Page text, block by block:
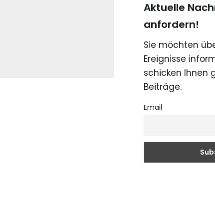
Aktuelle
anfordern!
Sie möchten
Ereignisse
schicken Ihnen
Beiträge.
Email